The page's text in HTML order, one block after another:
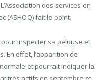
des services en
(ASHOQ) fait le point.
inspecter sa pelouse et
En effet, l’apparition de
et pourrait indiquer la